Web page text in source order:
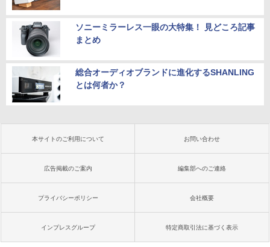
ソニーミラーレス一眼の大特集！ 見どころ記事
まとめ
総合オーディオブランドに進化するSHANLING
とは何者か？
本サイトのご利用について お問い合わせ
広告掲載のご案内 編集部へのご連絡
プライバシーポリシー 会社概要
インプレスグループ 特定商取引法に基づく表示